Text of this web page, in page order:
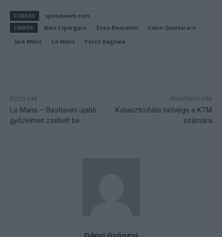
FORRÁS
speedweek.com
CIMKÉK
Aleix Espargaro Enea Bastianini
Fabio Quartararo
Jack Miller
Le Mans Pecco Bagnaia
Előző cikk
Le Mans – Bastianini újabb
győzelmet zsebelt be
Következő cikk
Katasztrofális hétvége a KTM
számára
Dányi Gyöngyi